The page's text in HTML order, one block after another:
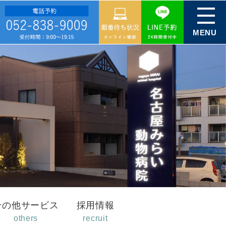
MENU
の他サービス
others
採用情報
recruit